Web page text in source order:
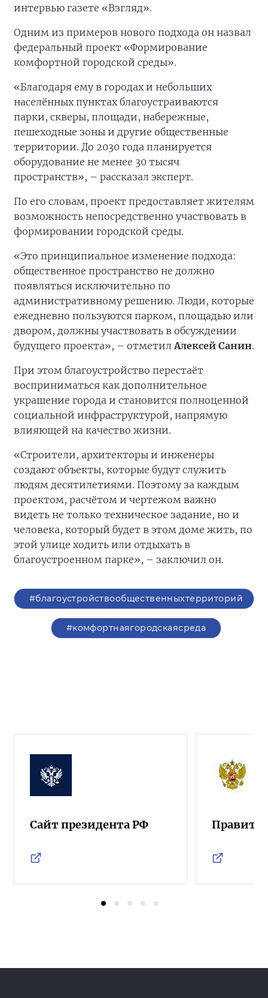
интервью газете «Взгляд».
Одним из примеров нового подхода он назвал
федеральный проект «Формирование
комфортной городской среды».
«Благодаря ему в городах и небольших
населённых пунктах благоустраиваются
парки, скверы, площади, набережные,
пешеходные зоны и другие общественные
территории. До 2030 года планируется
оборудование не менее 30 тысяч
пространств», – рассказал эксперт.
По его словам, проект предоставляет жителям
возможность непосредственно участвовать в
формировании городской среды.
«Это принципиальное изменение подхода:
общественное пространство не должно
появляться исключительно по
административному решению. Люди, которые
ежедневно пользуются парком, площадью или
двором, должны участвовать в обсуждении
будущего проекта», – отметилАлексей Санин.
При этом благоустройство перестаёт
восприниматься как дополнительное
украшение города и становится полноценной
социальной инфраструктурой, напрямую
влияющей на качество жизни.
«Строители, архитекторы и инженеры
создают объекты, которые будут служить
людям десятилетиями. Поэтому за каждым
проектом, расчётом и чертежом важно
видеть не только техническое задание, но и
человека, который будет в этом доме жить, по
этой улице ходить или отдыхать в
благоустроенном парке», – заключил он.
#благоустройствообщественныхтерриторий
#комфортнаягородскаясреда
Сайт президента РФ